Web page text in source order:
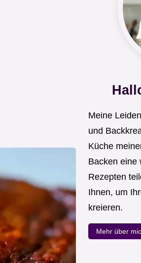
Meine
und
Küche
Backen eine
Rezepten
Ihnen, um
kreieren.
Mehr über